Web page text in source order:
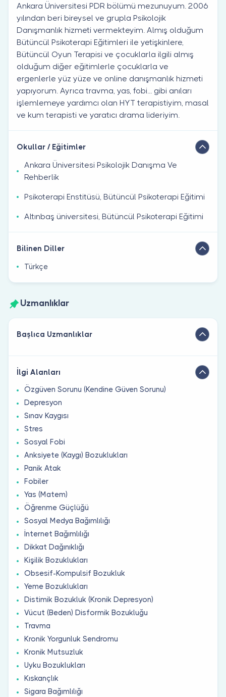
Ankara Üniversitesi PDR bölümü mezunuyum. 2006
yılından beri bireysel ve grupla Psikolojik
Danışmanlık hizmeti vermekteyim. Almış olduğum
Bütüncül Psikoterapi Eğitimleri ile yetişkinlere,
Bütüncül Oyun Terapisi ve çocuklarla ilgili almış
olduğum diğer eğitimlerle çocuklarla ve
ergenlerle yüz yüze ve online danışmanlık hizmeti
yapıyorum. Ayrıca travma, yas, fobi... gibi anıları
işlemlemeye yardımcı olan HYT terapistiyim, masal
ve kum terapisti ve yaratıcı drama lideriyim.
Okullar / Eğitimler
Ankara Üniversitesi Psikolojik Danışma Ve
Rehberlik
Psikoterapi Enstitüsü, Bütüncül Psikoterapi Eğitimi
Altınbaş üniversitesi, Bütüncül Psikoterapi Eğitimi
Bilinen Diller
Türkçe
Uzmanlıklar
Başlıca Uzmanlıklar
İlgi Alanları
Özgüven Sorunu (Kendine Güven Sorunu)
Depresyon
Sınav Kaygısı
Stres
Sosyal Fobi
Anksiyete (Kaygı) Bozuklukları
Panik Atak
Fobiler
Yas (Matem)
Öğrenme Güçlüğü
Sosyal Medya Bağımlılığı
İnternet Bağımlılığı
Dikkat Dağınıklığı
Kişilik Bozuklukları
Obsesif-Kompulsif Bozukluk
Yeme Bozuklukları
Distimik Bozukluk (Kronik Depresyon)
Vücut (Beden) Disformik Bozukluğu
Travma
Kronik Yorgunluk Sendromu
Kronik Mutsuzluk
Uyku Bozuklukları
Kıskançlık
Sigara Bağımlılığı